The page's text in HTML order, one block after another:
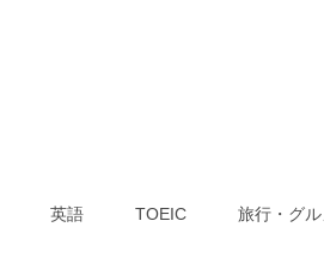
英語 TOEIC 旅行・グ